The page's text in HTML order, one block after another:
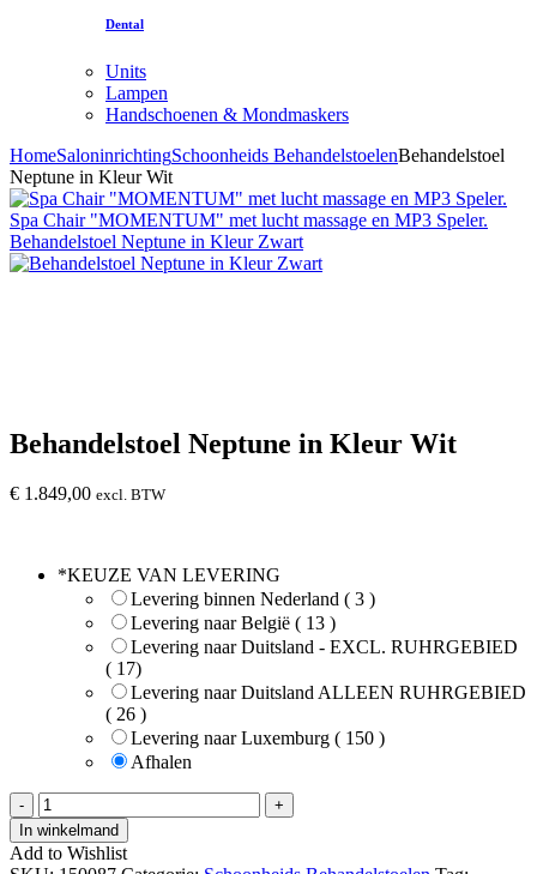
Dental
Units
Lampen
Handschoenen & Mondmaskers
HomeSaloninrichtingSchoonheids BehandelstoelenBehandelstoel
Neptune in Kleur Wit
Spa Chair "MOMENTUM" met lucht massage en MP3 Speler.
Behandelstoel Neptune in Kleur Zwart
Behandelstoel Neptune in Kleur Wit
€ 1.849,00 excl. BTW
*KEUZE VAN LEVERING
Levering binnen Nederland ( 3 )
Levering naar België ( 13 )
Levering naar Duitsland - EXCL. RUHRGEBIED
( 17)
Levering naar Duitsland ALLEEN RUHRGEBIED
( 26 )
Levering naar Luxemburg ( 150 )
Afhalen
-
Behandelstoel
Neptune
in
Kleur
+
In winkelmand
Add to Wishlist